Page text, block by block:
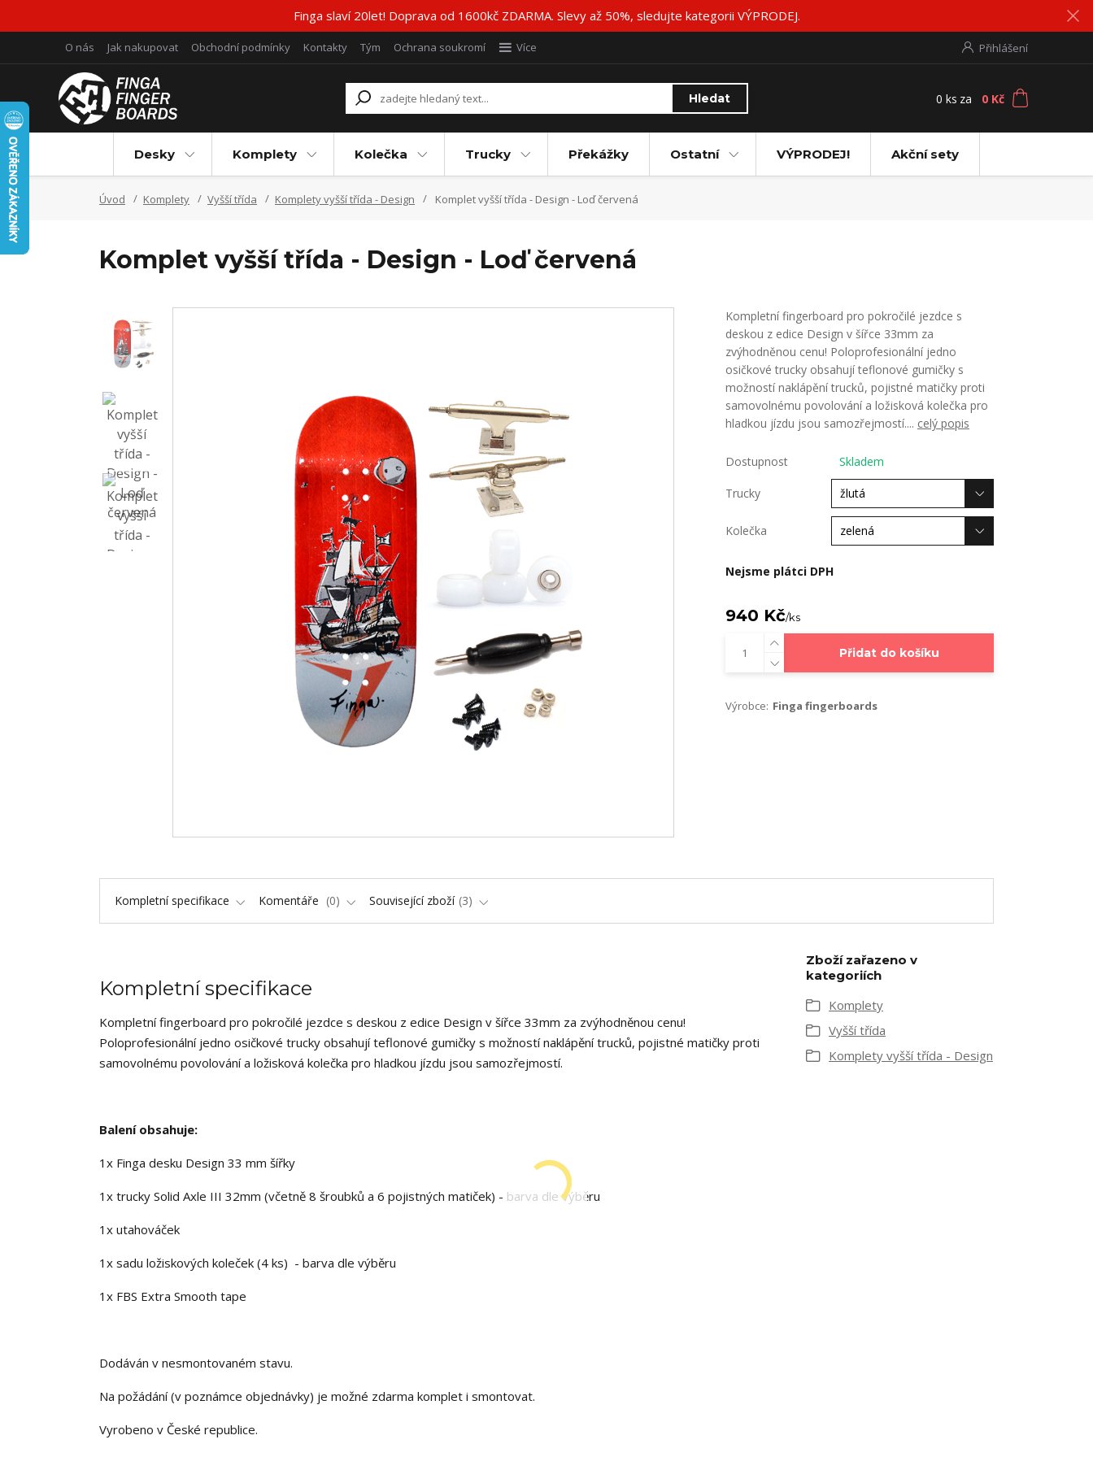
Finga slaví 20let! Doprava od 1600kč ZDARMA. Slevy až 50%, sledujte kategorii VÝPRODEJ.
O nás Jak nakupovat Obchodní podmínky Kontakty Tým Ochrana soukromí Více Přihlášení
Hledat 0 ks za 0 Kč
Desky Komplety Kolečka Trucky Překážky Ostatní VÝPRODEJ! Akční sety
Úvod Komplety Vyšší třída Komplety vyšší třída - Design Komplet vyšší třída - Design - Loď červená
Komplet vyšší třída - Design - Loď červená
Kompletní fingerboard pro pokročilé jezdce s
deskou z edice Design v šířce 33mm za
zvýhodněnou cenu! Poloprofesionální jedno
osičkové trucky obsahují teflonové gumičky s
možností naklápění trucků, pojistné matičky proti
samovolnému povolování a ložisková kolečka pro
hladkou jízdu jsou samozřejmostí.... celý popis
Dostupnost Skladem
Trucky
Kolečka
Nejsme plátci DPH
940 Kč/ks
Přidat do košíku
Výrobce: Finga fingerboards
Kompletní specifikace Komentáře 0 Související zboží 3
Kompletní specifikace
Kompletní fingerboard pro pokročilé jezdce s deskou z edice Design v šířce 33mm za zvýhodněnou cenu!
Poloprofesionální jedno osičkové trucky obsahují teflonové gumičky s možností naklápění trucků, pojistné matičky proti
samovolnému povolování a ložisková kolečka pro hladkou jízdu jsou samozřejmostí.
Balení obsahuje:
1x Finga desku Design 33 mm šířky
1x trucky Solid Axle III 32mm (včetně 8 šroubků a 6 pojistných matiček) - barva dle výběru
1x utahováček
1x sadu ložiskových koleček (4 ks) - barva dle výběru
1x FBS Extra Smooth tape
Dodáván v nesmontovaném stavu.
Na požádání (v poznámce objednávky) je možné zdarma komplet i smontovat.
Vyrobeno v České republice.
Zboží zařazeno v
kategoriích
Komplety
Vyšší třída
Komplety vyšší třída - Design